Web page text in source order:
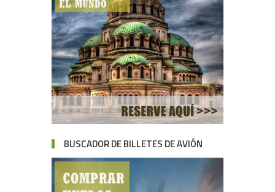
BUSCADOR DE BILLETES DE AVIÓN